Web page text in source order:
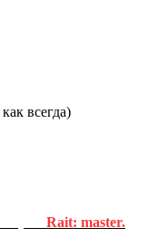
всегда)
Rait: master.